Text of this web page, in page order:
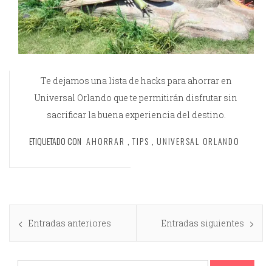
Te dejamos una lista de hacks para ahorrar en
Universal Orlando que te permitirán disfrutar sin
sacrificar la buena experiencia del destino.
ETIQUETADO CON AHORRAR , TIPS , UNIVERSAL ORLANDO
Entradas anteriores Entradas siguientes